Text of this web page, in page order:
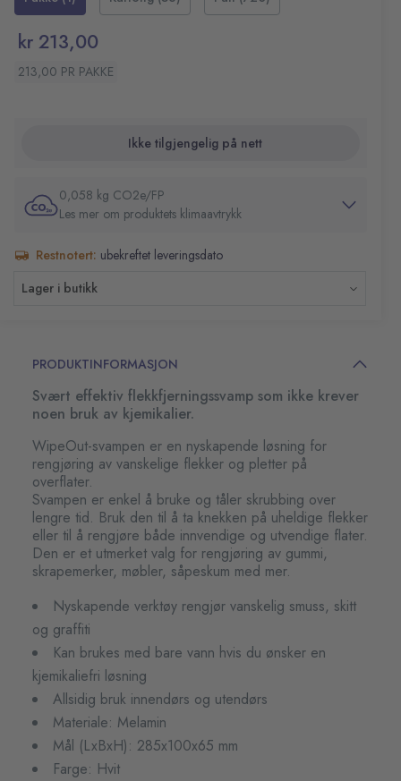
utmerket valg for rengjøring av gummi, skrapemerker,
møbler, såpeskum med mer.
kjemikaliefri løsning
Materiale: Melamin
Mål (LxBxH): 285x100x65 mm
kr 213,00
213,00 PR PAKKE
Ikke tilgjengelig på nett
0,058 kg CO2e/FP
Les mer om produktets klimaavtrykk
Restnotert: ubekreftet leveringsdato
Lager i butikk
PRODUKTINFORMASJON
Svært effektiv flekkfjerningssvamp som ikke krever
noen bruk av kjemikalier.
WipeOut-svampen er en nyskapende løsning for
rengjøring av vanskelige flekker og pletter på
overflater.
Svampen er enkel å bruke og tåler skrubbing over
lengre tid. Bruk den til å ta knekken på uheldige flekker
eller til å rengjøre både innvendige og utvendige flater.
Den er et utmerket valg for rengjøring av gummi,
skrapemerker, møbler, såpeskum med mer.
Nyskapende verktøy rengjør vanskelig smuss, skitt
og graffiti
Kan brukes med bare vann hvis du ønsker en
kjemikaliefri løsning
Allsidig bruk innendørs og utendørs
Materiale: Melamin
Mål (LxBxH): 285x100x65 mm
Farge: Hvit